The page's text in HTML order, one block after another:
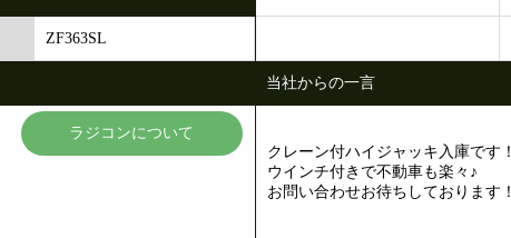
ZF363SL
ラジコンについて
当社からの一言
クレーン付ハイジャッキ入庫です！
ウインチ付きで不動車も楽々♪
お問い合わせお待ちしております！